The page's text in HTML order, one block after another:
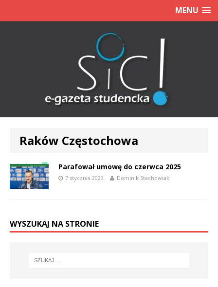
MENU
Raków Częstochowa
Parafował umowę do czerwca 2025
7 stycznia 2023 Dominik Stachowiak
WYSZUKAJ NA STRONIE